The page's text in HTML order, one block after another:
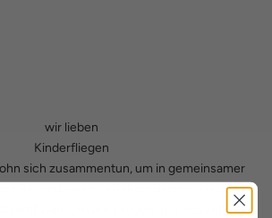
wir lieben
Kinderfliegen
sich zusammentun, um in gemeinsamer
Besonderes zu erleben, dann muss das
sein. Unsere Fliegen und Hosenträger